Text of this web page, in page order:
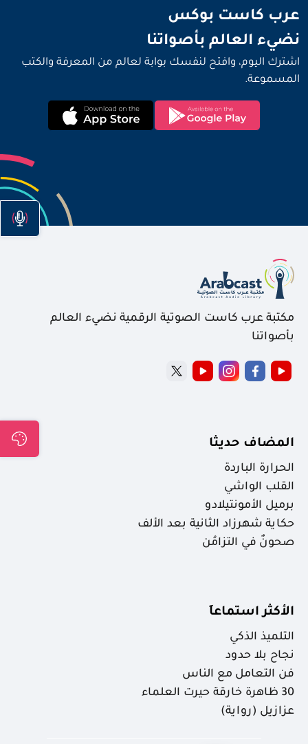
عرب كاست بوكس
نضيء العالم بأصواتنا
اشترك اليوم، وافتح لنفسك بوابة لعالم من المعرفة والكتب
المسموعة.
مكتبة عرب كاست الصوتية الرقمية نضيء العالم
بأصواتنا
المضاف حديثا
الحرارة الباردة
القلب الواشي
برميل الأمونتيلادو
حكاية شهرزاد الثانية بعد الألف
صحونٌ في التزامُن
الأكثر استماعاَ
التلميذ الذكي
نجاح بلا حدود
فن التعامل مع الناس
30 ظاهرة خارقة حيرت العلماء
عزازيل (رواية)